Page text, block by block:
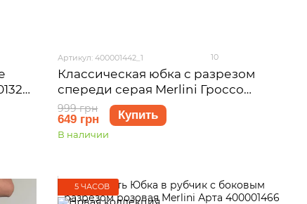
Артикул: 400001442_1 10
Классическая юбка с разрезом
спереди серая Merlini Гроссо
400001442 размер S-M
999 грн
649 грн Купить
В наличии
5 ЧАСОВ